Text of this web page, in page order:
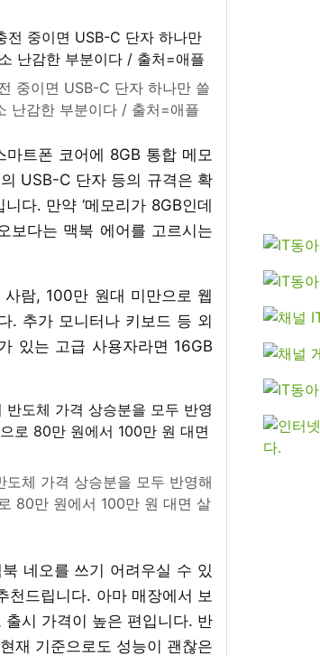
중이면 USB-C 단자 하나만 쓸
난감한 부분이다 / 출처=애플
트폰 코어에 8GB 통합 메모
USB-C 단자 등의 규격은 확
다. 만약 ‘메모리가 8GB인데
보다는 맥북 에어를 고르시는
람, 100만 원대 미만으로 웹
. 추가 모니터나 키보드 등 외
있는 고급 사용자라면 16GB
체 가격 상승분을 모두 반영해
80만 원에서 100만 원 대면 살
네오를 쓰기 어려우실 수 있
천드립니다. 아마 매장에서 보
시 가격이 높은 편입니다. 반
재 기준으로도 성능이 괜찮은